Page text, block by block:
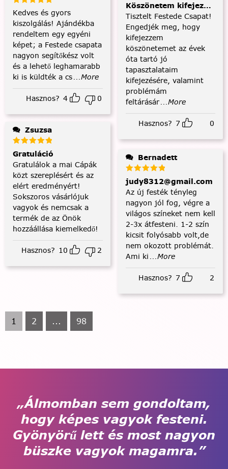
Kedves és gyors
kiszolgálás! Ajándékba
rendeltem egy egyéni
képet; a Festede csapata
nagyon segítőkész volt
és a lehető leghamarabb
ki is küldték a cs...More
Hasznos? 4 0
Zsuzsa
Gratuláció
Gratulálok a mai Cápák
közt szereplésért és az
elért eredményért!
Sokszoros vásárlójuk
vagyok és nemcsak a
termék de az Önök
hozzáállása kiemelkedő!
Hasznos? 10 2
Köszönetem kifejezése
Tisztelt Festede Csapat!
Engedjék meg, hogy
kifejezzem
köszönetemet az évek
óta tartó jó
tapasztalataim
kifejezésére, valamint
problémám
feltárásár...More
Hasznos? 7 0
Bernadett
judy8312@gmail.com
Az új festék tényleg
nagyon jól fog, végre a
világos színeket nem kell
2-3x átfesteni. 1-2 szín
kicsit folyósabb volt,de
nem okozott problémát.
Ami ki ...More
Hasznos? 7 2
1 2 ... 98
„Álmomban sem gondoltam,
hogy képes vagyok festeni.
Gyönyörű lett és most nagyon
büszke vagyok magamra.”